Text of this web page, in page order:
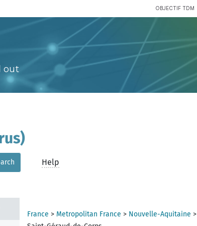
OBJECTIF TDM
out
Help
France > Metropolitan France > Nouvelle-Aquitaine >